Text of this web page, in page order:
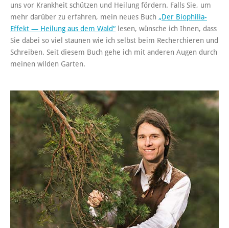
uns vor Krankheit schützen und Heilung fördern. Falls Sie, um
mehr darüber zu erfahren, mein neues Buch „Der Biophilia-
Effekt — Heilung aus dem Wald“ lesen, wünsche ich Ihnen, dass
Sie dabei so viel staunen wie ich selbst beim Recherchieren und
Schreiben. Seit diesem Buch gehe ich mit anderen Augen durch
meinen wilden Garten.